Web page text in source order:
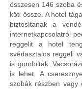
összesen 146 szoba
köti össze. A hotel
biztosítanak a
internetkapcsolatról
reggelit a hotel
svédasztalos reggeli
is gondoltak.
is lehet. A
szobák részben vagy